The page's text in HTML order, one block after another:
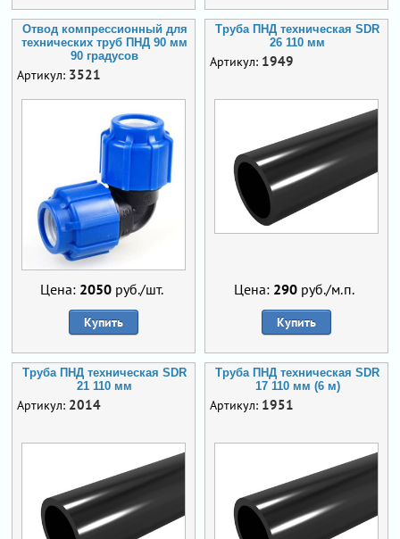
Отвод компрессионный для
технических труб ПНД 90 мм
90 градусов
Артикул: 3521
Цена: 2050руб./шт.
Купить
Труба ПНД техническая SDR
26 110 мм
Артикул: 1949
Цена: 290 руб./м.п.
Купить
Труба ПНД техническая SDR
21 110 мм
Артикул: 2014
Труба ПНД техническая SDR
17 110 мм (6 м)
Артикул: 1951